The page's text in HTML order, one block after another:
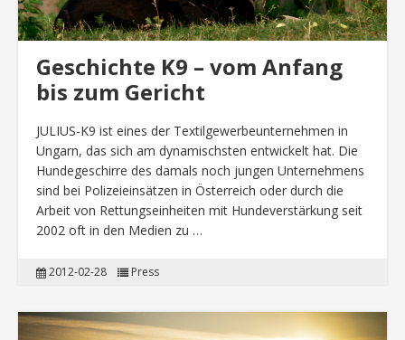
Geschichte K9 – vom Anfang
bis zum Gericht
JULIUS-K9 ist eines der Textilgewerbeunternehmen in
Ungarn, das sich am dynamischsten entwickelt hat. Die
Hundegeschirre des damals noch jungen Unternehmens
sind bei Polizeieinsätzen in Österreich oder durch die
Arbeit von Rettungseinheiten mit Hundeverstärkung seit
2002 oft in den Medien zu …
2012-02-28 Press